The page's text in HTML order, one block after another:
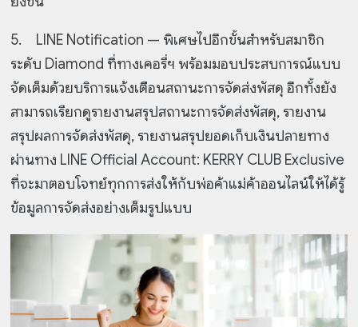
5.
LINE Notification — พิเศษไปอีกขั้นสำหรับสมาชิก
ระดับ Diamond ที่ทางเคอรี่ฯ พร้อมมอบประสบการณ์แบบ
จัดเต็มด้วยบริการแจ้งเตือนสถานะการจัดส่งพัสดุ อีกทั้งยัง
สามารถเรียกดูรายงานสรุปสถานะการจัดส่งพัสดุ, รายงาน
สรุปผลการจัดส่งพัสดุ, รายงานสรุปยอดเก็บเงินปลายทาง
ผ่านทาง LINE Official Account: KERRY CLUB Exclusive
ที่จะมาตอบโจทย์ทุกการส่งให้กับพ่อค้าแม่ค้าออนไลน์ให้ได้รู้
ข้อมูลการจัดส่งอย่างเต็มรูปแบบ